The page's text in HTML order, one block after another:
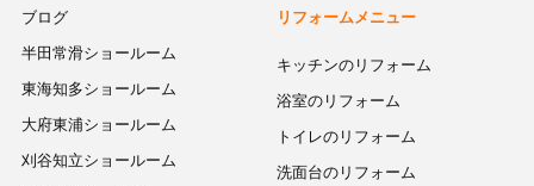
ブログ
半田常滑ショールーム
東海知多ショールーム
大府東浦ショールーム
刈谷知立ショールーム
リフォームメニュー
キッチンのリフォーム
浴室のリフォーム
トイレのリフォーム
洗面台のリフォーム